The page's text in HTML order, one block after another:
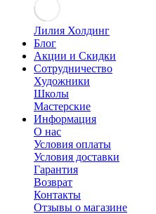
Лилия Холдинг
Блог
Акции и Скидки
Сотрудничество
Художники
Школы
Мастерские
Информация
О нас
Условия оплаты
Условия доставки
Гарантия
Возврат
Контакты
Отзывы о магазине